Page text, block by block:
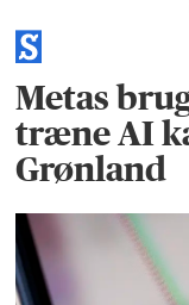
Metas
træne AI
Grønland